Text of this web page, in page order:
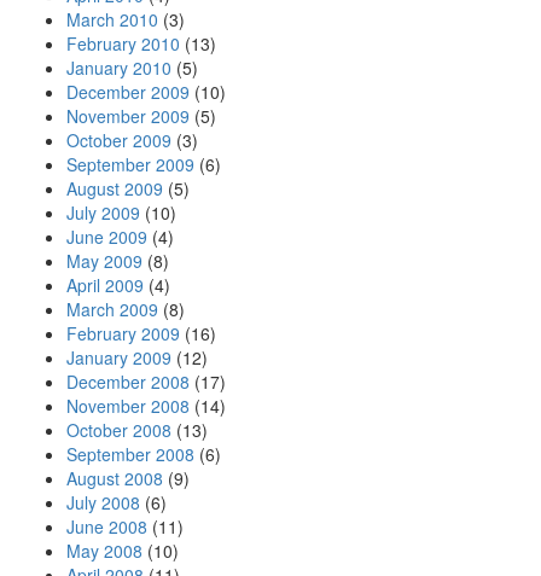
March 2010 (3)
February 2010 (13)
January 2010 (5)
December 2009 (10)
November 2009 (5)
October 2009 (3)
September 2009 (6)
August 2009 (5)
July 2009 (10)
June 2009 (4)
May 2009 (8)
April 2009 (4)
March 2009 (8)
February 2009 (16)
January 2009 (12)
December 2008 (17)
November 2008 (14)
October 2008 (13)
September 2008 (6)
August 2008 (9)
July 2008 (6)
June 2008 (11)
May 2008 (10)